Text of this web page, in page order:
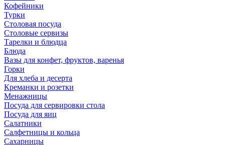
Кофейники
Турки
Столовая посуда
Столовые сервизы
Тарелки и блюдца
Блюда
Вазы для конфет, фруктов, варенья
Горки
Для хлеба и десерта
Креманки и розетки
Менажницы
Посуда для сервировки стола
Посуда для яиц
Салатники
Салфетницы и кольца
Сахарницы